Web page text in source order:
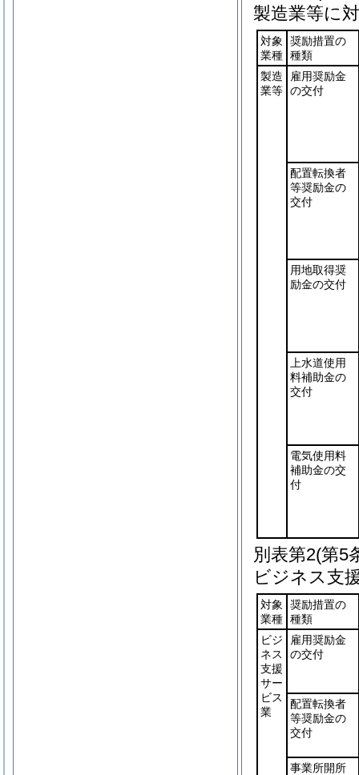
製造業等に
対象
業種
奨励措置の
種類
製造
業等
雇用奨励金
の交付
配置転換者
等奨励金の
交付
用地取得奨
励金の交付
上水道使用
料補助金の
交付
電気使用料
補助金の交
付
別表第2(第5
ビジネス支
対象
業種
奨励措置の
種類
ビジ
ネス
支援
サー
ビス
業
雇用奨励金
の交付
配置転換者
等奨励金の
交付
事業所開所